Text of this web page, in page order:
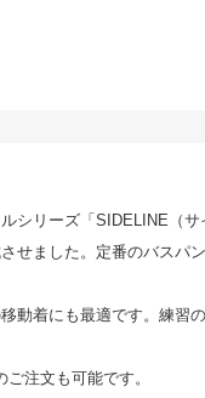
シリーズ「SIDELINE（サ
せました。定番のバスパ
動着にも最適です。練習
注文も可能です。